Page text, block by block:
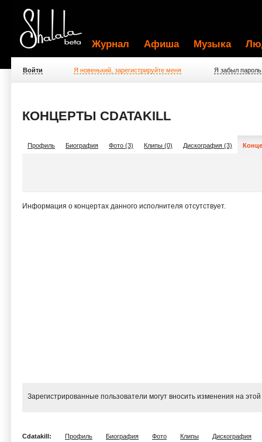
Журнал Афиша Музыка
Войти Я новенький, зарегистрируйте меня Я забыл пароль
КОНЦЕРТЫ CDATAKILL
Профиль Биография Фото (3) Клипы (0) Дискография (3)
Информация о концертах данного исполнителя отсутствует.
Зарегистрированные пользователи могут вносить изменения на
Cdatakill: Профиль Биография Фото Клипы Дискография